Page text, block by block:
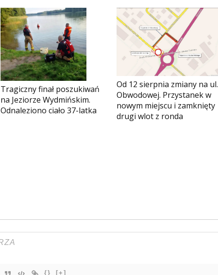
Tragiczny finał poszukiwań
na Jeziorze Wydmińskim.
Odnaleziono ciało 37-latka
Od 12 sierpnia zmiany na ul.
Obwodowej. Przystanek w
nowym miejscu i zamknięty
drugi wlot z ronda
{} [+]